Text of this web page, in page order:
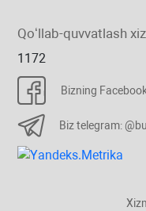
Qoʻllab-quvvatlash
1172
Bizning
Biz telegram: